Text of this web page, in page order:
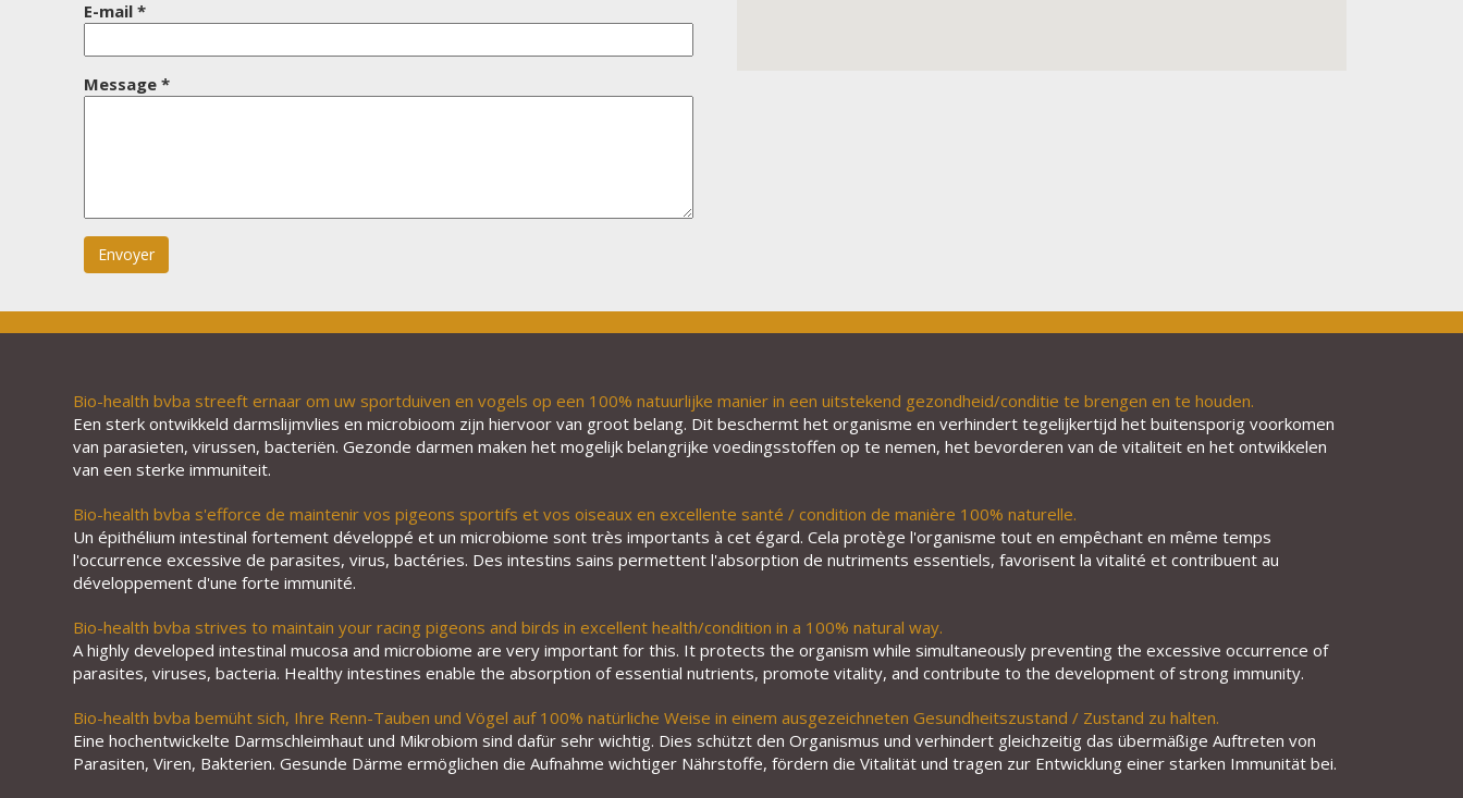
E-mail *
Message *
Bio-health bvba streeft ernaar om uw sportduiven en vogels op een 100% natuurlijke manier in een uitstekend gezondheid/conditie te brengen en te houden.
Een sterk ontwikkeld darmslijmvlies en microbioom zijn hiervoor van groot belang. Dit beschermt het organisme en verhindert tegelijkertijd het buitensporig voorkomen
van parasieten, virussen, bacteriën. Gezonde darmen maken het mogelijk belangrijke voedingsstoffen op te nemen, het bevorderen van de vitaliteit en het ontwikkelen
van een sterke immuniteit.
Bio-health bvba s'efforce de maintenir vos pigeons sportifs et vos oiseaux en excellente santé / condition de manière 100% naturelle.
Un épithélium intestinal fortement développé et un microbiome sont très importants à cet égard. Cela protège l'organisme tout en empêchant en même temps
l'occurrence excessive de parasites, virus, bactéries. Des intestins sains permettent l'absorption de nutriments essentiels, favorisent la vitalité et contribuent au
développement d'une forte immunité.
Bio-health bvba strives to maintain your racing pigeons and birds in excellent health/condition in a 100% natural way.
A highly developed intestinal mucosa and microbiome are very important for this. It protects the organism while simultaneously preventing the excessive occurrence of
parasites, viruses, bacteria. Healthy intestines enable the absorption of essential nutrients, promote vitality, and contribute to the development of strong immunity.
Bio-health bvba bemüht sich, Ihre Renn-Tauben und Vögel auf 100% natürliche Weise in einem ausgezeichneten Gesundheitszustand / Zustand zu halten.
Eine hochentwickelte Darmschleimhaut und Mikrobiom sind dafür sehr wichtig. Dies schützt den Organismus und verhindert gleichzeitig das übermäßige Auftreten von
Parasiten, Viren, Bakterien. Gesunde Därme ermöglichen die Aufnahme wichtiger Nährstoffe, fördern die Vitalität und tragen zur Entwicklung einer starken Immunität bei.